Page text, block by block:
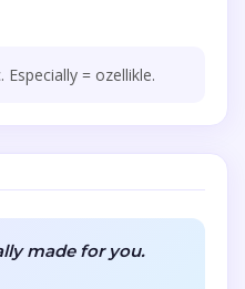
= ozellikle.
made for you.